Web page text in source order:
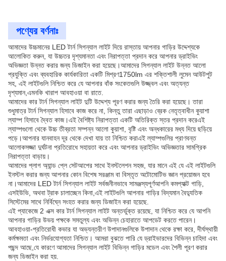
পণ্যের বর্ণনাঃ
আমাদের উচ্চমানের LED টার্ন সিগন্যাল লাইট দিয়ে রাস্তায় আপনার গাড়ির উদ্দেশ্যকে
আলোকিত করুন, যা উচ্চতর দৃশ্যমানতা এবং নিরাপত্তা প্রদান করে আপনার ড্রাইভিং
অভিজ্ঞতা উন্নত করার জন্য ডিজাইন করা হয়েছে।আমাদের সিগন্যাল লাইট উন্নত আলো
প্রযুক্তি এবং ব্যবহারিক কার্যকারিতা একটি মিশ্রণ1750lm এর শক্তিশালী লুমেন আউটপুট
সহ, এই লাইটগুলি নিশ্চিত করে যে আপনার বাঁক সংকেতগুলি উজ্জ্বল এবং অত্যন্ত
দৃশ্যমান,এমনকি খারাপ আবহাওয়া বা রাতে.
আমাদের কার টার্ন সিগন্যাল লাইট দুটি উদ্দেশ্য পূরণ করার জন্য তৈরি করা হয়েছে। তারা
শুধুমাত্র টার্ন সিগন্যাল হিসাবে কাজ করে না, কিন্তু তারা এছাড়াও ব্রেক নেতৃত্বাধীন কুয়াশা
ল্যাম্প হিসাবে দ্বৈত কাজ।এই বৈশিষ্ট্য নিরাপত্তা একটি অতিরিক্ত স্তর প্রদান করেএই
ল্যাম্পগুলো থেকে উচ্চ তীব্রতা সম্পন্ন আলো কুয়াশা, বৃষ্টি এবং অন্ধকারের মধ্য দিয়ে ছড়িয়ে
পড়ে।আপনার যানবাহন দূর থেকে দেখা যায় তা নিশ্চিত করাএই ল্যাম্পগুলির প্রাণবন্ত
আলোকসজ্জা দুর্ঘটনা প্রতিরোধে সহায়তা করে এবং আপনার ড্রাইভিং অভিজ্ঞতার সামগ্রিক
নিরাপত্তা বাড়ায়।
আমাদের প্লাগ অ্যান্ড প্লে সেটআপের সাথে ইনস্টলেশন সহজ, যার মানে এই যে এই লাইটগুলি
ইনস্টল করার জন্য আপনার কোন বিশেষ সরঞ্জাম বা বিস্তৃত অটোমোটিভ জ্ঞান প্রয়োজন হবে
না।আমাদের LED টার্ন সিগন্যাল লাইট সর্বজনীনভাবে সামঞ্জস্যপূর্ণআপনি কমপ্যাক্ট গাড়ি,
এসইউভি, অথবা ট্রাক চালাচ্ছেন কিনা,এই লাইটগুলি আপনার গাড়ির বিদ্যমান বৈদ্যুতিক
সিস্টেমের সাথে নির্বিঘ্নে সংহত করার জন্য ডিজাইন করা হয়েছে.
এই প্যাকেজে 2 এক্স কার টার্ন সিগন্যাল লাইট অন্তর্ভুক্ত রয়েছে, যা নিশ্চিত করে যে আপনি
আপনার গাড়ির উভয় পক্ষকে সমতুল্য এবং অভিন্ন চেহারাতে আপডেট করতে পারেন।
আবহাওয়া-প্রতিরোধী কভার যা অভ্যন্তরীণ উপাদানগুলিকে উপাদান থেকে রক্ষা করে, দীর্ঘস্থায়ী
কর্মক্ষমতা এবং নির্ভরযোগ্যতা নিশ্চিত। আমরা বুঝতে পারি যে ড্রাইভারদের বিভিন্ন চাহিদা এবং
পছন্দ আছে,যে কারণে আমাদের সিগন্যাল লাইট বিভিন্ন গাড়ির মডেল এবং শৈলী পূরণ করার
জন্য ডিজাইন করা হয়.